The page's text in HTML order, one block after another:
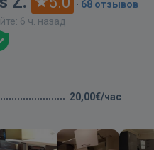
· 68 отзывов
6 ч. назад
20,00€/час